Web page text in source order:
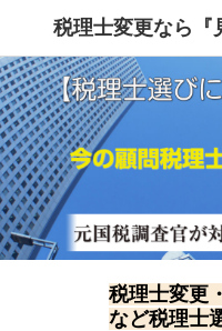
税理士変更なら『
税理士変更
など税理士